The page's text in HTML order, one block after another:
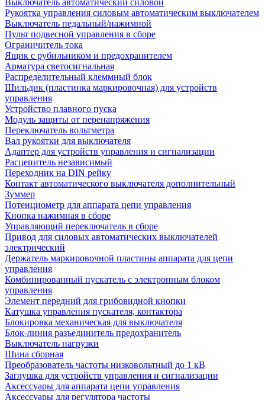
Выключатель автоматический силовой
Рукоятка управления силовым автоматическим выключателем
Выключатель педальный/нажимной
Пульт подвесной управления в сборе
Ограничитель тока
Ящик с рубильником и предохранителем
Арматура светосигнальная
Распределительный клеммный блок
Шильдик (пластинка маркировочная) для устройств
управления
Устройство плавного пуска
Модуль защиты от перенапряжения
Переключатель вольтметра
Вал рукоятки для выключателя
Адаптер для устройств управления и сигнализации
Расцепитель независимый
Переходник на DIN рейку
Контакт автоматического выключателя дополнительный
Зуммер
Потенциометр для аппарата цепи управления
Кнопка нажимная в сборе
Управляющий переключатель в сборе
Привод для силовых автоматических выключателей
электрический
Держатель маркировочной пластины аппарата для цепи
управления
Комбинированный пускатель с электронным блоком
управления
Элемент передний для грибовидной кнопки
Катушка управления пускателя, контактора
Блокировка механическая для выключателя
Блок-линия разъединитель предохранитель
Выключатель нагрузки
Шина сборная
Преобразователь частоты низковольтный до 1 кВ
Заглушка для устройств управления и сигнализации
Аксессуары для аппарата цепи управления
Аксессуары для регулятора частоты